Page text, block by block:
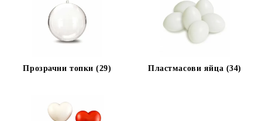
Прозрачни топки (29) Пластмасови яйца (34)